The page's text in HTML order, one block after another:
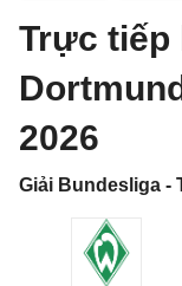
Trực tiếp
2026
Giải Bundesliga -